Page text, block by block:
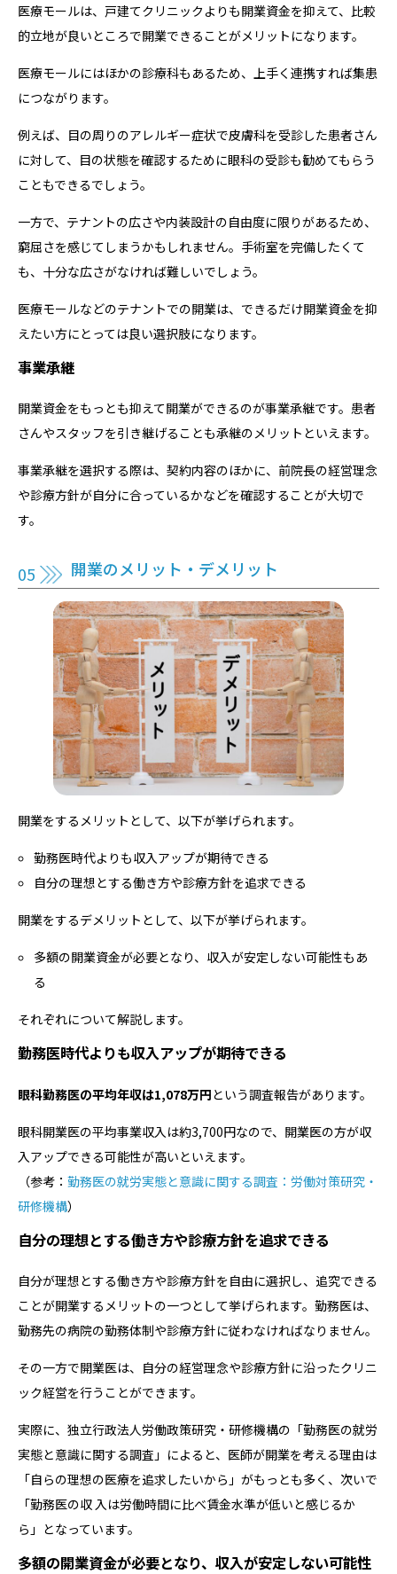
医療モールは、戸建てクリニックよりも開業資金を抑えて、比較
的立地が良いところで開業できることがメリットになります。
医療モールにはほかの診療科もあるため、上手く連携すれば集患
につながります。
例えば、目の周りのアレルギー症状で皮膚科を受診した患者さん
に対して、目の状態を確認するために眼科の受診も勧めてもらう
こともできるでしょう。
一方で、テナントの広さや内装設計の自由度に限りがあるため、
窮屈さを感じてしまうかもしれません。手術室を完備したくて
も、十分な広さがなければ難しいでしょう。
医療モールなどのテナントでの開業は、できるだけ開業資金を抑
えたい方にとっては良い選択肢になります。
事業承継
開業資金をもっとも抑えて開業ができるのが事業承継です。患者
さんやスタッフを引き継げることも承継のメリットといえます。
事業承継を選択する際は、契約内容のほかに、前院長の経営理念
や診療方針が自分に合っているかなどを確認することが大切で
す。
開業のメリット・デメリット
開業をするメリットとして、以下が挙げられます。
勤務医時代よりも収入アップが期待できる
自分の理想とする働き方や診療方針を追求できる
開業をするデメリットとして、以下が挙げられます。
多額の開業資金が必要となり、収入が安定しない可能性もあ
る
それぞれについて解説します。
勤務医時代よりも収入アップが期待できる
眼科勤務医の平均年収は1,078万円という調査報告があります。
眼科開業医の平均事業収入は約3,700円なので、開業医の方が収
入アップできる可能性が高いといえます。
（参考： 勤務医の就労実態と意識に関する調査：労働対策研究・
研修機構）
自分の理想とする働き方や診療方針を追求できる
自分が理想とする働き方や診療方針を自由に選択し、追究できる
ことが開業するメリットの一つとして挙げられます。勤務医は、
勤務先の病院の勤務体制や診療方針に従わなければなりません。
その一方で開業医は、自分の経営理念や診療方針に沿ったクリニ
ック経営を行うことができます。
実際に、独立行政法人労働政策研究・研修機構の「勤務医の就労
実態と意識に関する調査」によると、医師が開業を考える理由は
「自らの理想の医療を追求したいから」がもっとも多く、次いで
「勤務医の収 入は労働時間に比べ賃金水準が低いと感じるか
ら」となっています。
多額の開業資金が必要となり、収入が安定しない可能性